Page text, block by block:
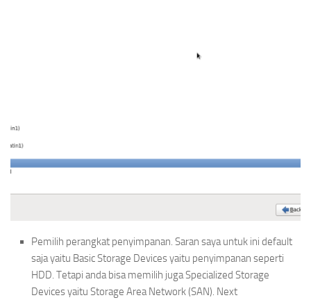
Pemilih perangkat penyimpanan. Saran saya untuk ini default
saja yaitu Basic Storage Devices yaitu penyimpanan seperti
HDD. Tetapi anda bisa memilih juga Specialized Storage
Devices yaitu Storage Area Network (SAN). Next